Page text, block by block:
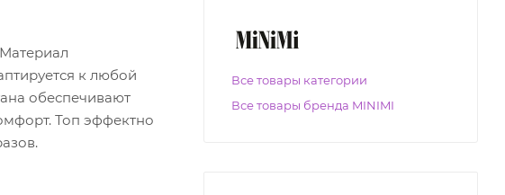
к любой
обеспечивают
Топ эффектно
Все товары категории
Все товары бренда MINIMI